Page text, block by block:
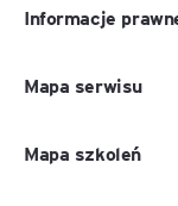
Informacje
Mapa serwisu
Mapa szkoleń